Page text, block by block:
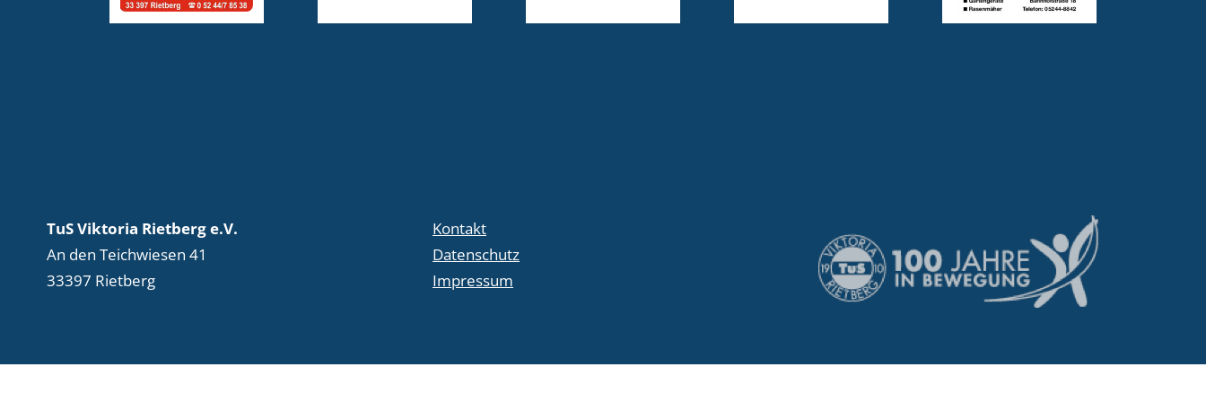
TuS Viktoria Rietberg e.V.
An den Teichwiesen 41
33397 Rietberg
Kontakt
Datenschutz
Impressum